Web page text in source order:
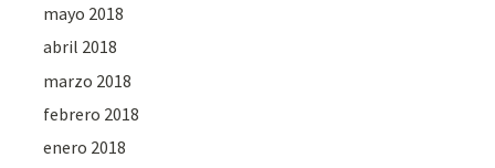
mayo 2018
abril 2018
marzo 2018
febrero 2018
enero 2018